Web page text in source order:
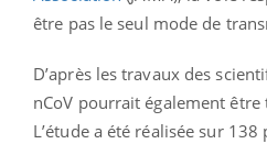
être pas le seul mode de
D’après les travaux des
nCoV pourrait également
L’étude a été réalisée sur